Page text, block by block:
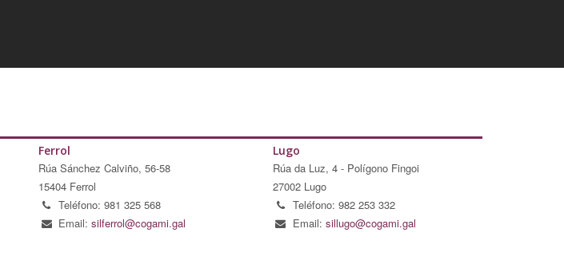
Ferrol
Rúa Sánchez Calviño, 56-58
15404 Ferrol
Teléfono: 981 325 568
Email: silferrol@cogami.gal
Lugo
Rúa da Luz, 4 - Polígono Fingoi
27002 Lugo
Teléfono: 982 253 332
Email: sillugo@cogami.gal